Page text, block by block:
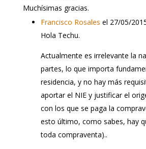
Muchísimas gracias.
Francisco Rosales el 27/05/
Hola Techu.
Actualmente es irrelevante la
partes, lo que importa
residencia, y no hay más
aportar el NIE y justificar el
con los que se paga la
esto último, como sabes, hay
toda compraventa)..